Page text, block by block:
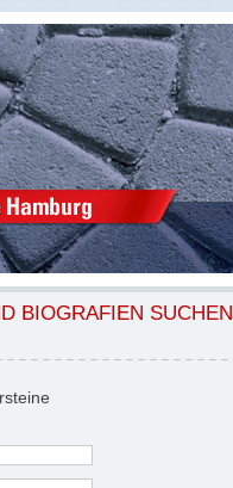
BIOGRAFIEN SUCHEN